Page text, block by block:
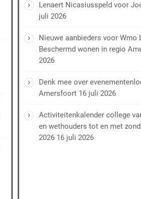
Lenaert Nicasiusspeld voor
juli 2026
Nieuwe aanbieders voor Wmo
Beschermd wonen in regio
2026
Denk mee over
Amersfoort 16 juli 2026
Activiteitenkalender college
en wethouders tot en met
2026 16 juli 2026